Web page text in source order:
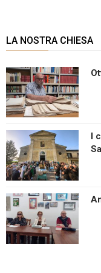
LA NOSTRA CHIESA
I